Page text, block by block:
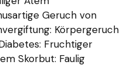
Geruch von
Körpergeruch
Fruchtiger
Skorbut: Faulig